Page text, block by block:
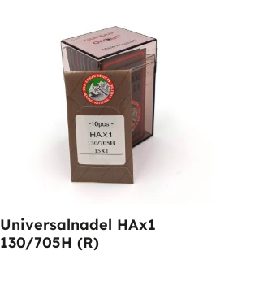
Universalnadel HAx1
130/705H (R)